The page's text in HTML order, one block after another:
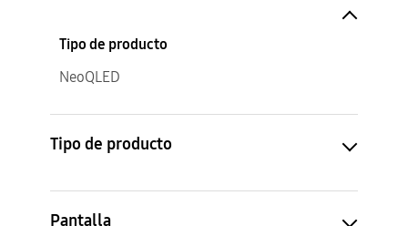
Tipo de producto
NeoQLED
Tipo de producto
Pantalla